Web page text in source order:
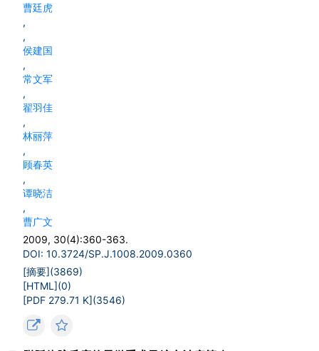
曹廷虎
,
,
侯建国
,
常文军
,
翟羽佳
,
林丽萍
,
顾春英
,
谭晓洁
,
曹广文
2009, 30(4):360-363.
DOI: 10.3724/SP.J.1008.2009.0360
[摘要](3869)
[HTML](0)
[PDF 279.71 K](3546)